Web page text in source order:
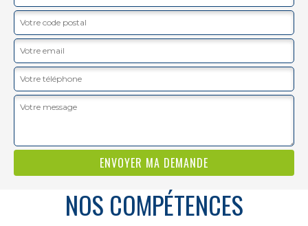
NOS COMPÉTENCES